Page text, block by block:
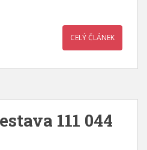
CELÝ ČLÁNEK
111 044